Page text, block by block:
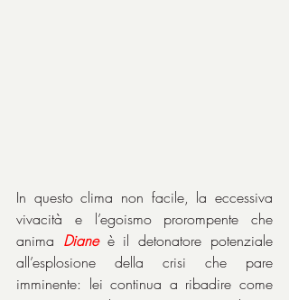
In questo clima non facile, la eccessiva
vivacità e l’egoismo prorompente che
anima Diane è il detonatore potenziale
all’esplosione della crisi che pare
imminente: lei continua a ribadire come